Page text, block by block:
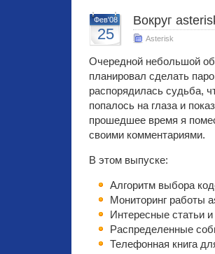
Фев'08
25
Вокруг
Asterisk
Очередной небольшой
планировал сделать
распорядилась судьба,
попалось на глаза и
прошедшее время я
своими комментариями.
В этом выпуске:
Алгоритм выбора
Мониторинг работы
Интересные статьи
Распределенные
Телефонная книга